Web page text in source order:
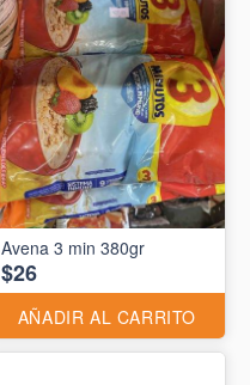
Avena 3 min 380gr
$26
AÑADIR AL CARRITO